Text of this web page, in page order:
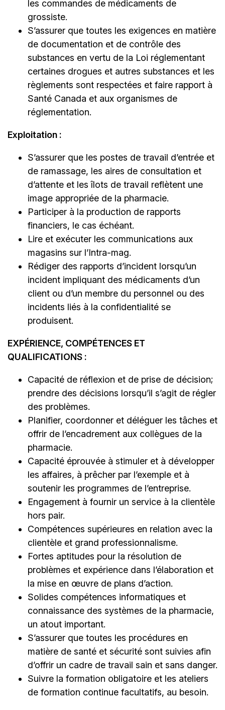
les commandes de médicaments de
grossiste.
S’assurer que toutes les exigences en matière
de documentation et de contrôle des
substances en vertu de la Loi réglementant
certaines drogues et autres substances et les
règlements sont respectées et faire rapport à
Santé Canada et aux organismes de
réglementation.
Exploitation :
S’assurer que les postes de travail d’entrée et
de ramassage, les aires de consultation et
d’attente et les îlots de travail reflètent une
image appropriée de la pharmacie.
Participer à la production de rapports
financiers, le cas échéant.
Lire et exécuter les communications aux
magasins sur l’Intra-mag.
Rédiger des rapports d’incident lorsqu’un
incident impliquant des médicaments d’un
client ou d’un membre du personnel ou des
incidents liés à la confidentialité se
produisent.
EXPÉRIENCE, COMPÉTENCES ET
QUALIFICATIONS :
Capacité de réflexion et de prise de décision;
prendre des décisions lorsqu’il s’agit de régler
des problèmes.
Planifier, coordonner et déléguer les tâches et
offrir de l’encadrement aux collègues de la
pharmacie.
Capacité éprouvée à stimuler et à développer
les affaires, à prêcher par l’exemple et à
soutenir les programmes de l’entreprise.
Engagement à fournir un service à la clientèle
hors pair.
Compétences supérieures en relation avec la
clientèle et grand professionnalisme.
Fortes aptitudes pour la résolution de
problèmes et expérience dans l’élaboration et
la mise en œuvre de plans d’action.
Solides compétences informatiques et
connaissance des systèmes de la pharmacie,
un atout important.
S’assurer que toutes les procédures en
matière de santé et sécurité sont suivies afin
d’offrir un cadre de travail sain et sans danger.
Suivre la formation obligatoire et les ateliers
de formation continue facultatifs, au besoin.